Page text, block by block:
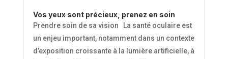
Vos yeux sont précieux, prenez en soin
Prendre soin de sa vision La santé oculaire est
un enjeu important, notamment dans un contexte
d’exposition croissante à la lumière artificielle, à